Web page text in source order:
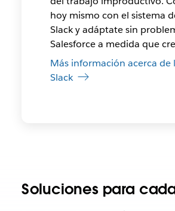
hoy mismo con el sistema
Slack y adáptate sin
Salesforce a medida que
Más información acerca de
Slack
Soluciones para